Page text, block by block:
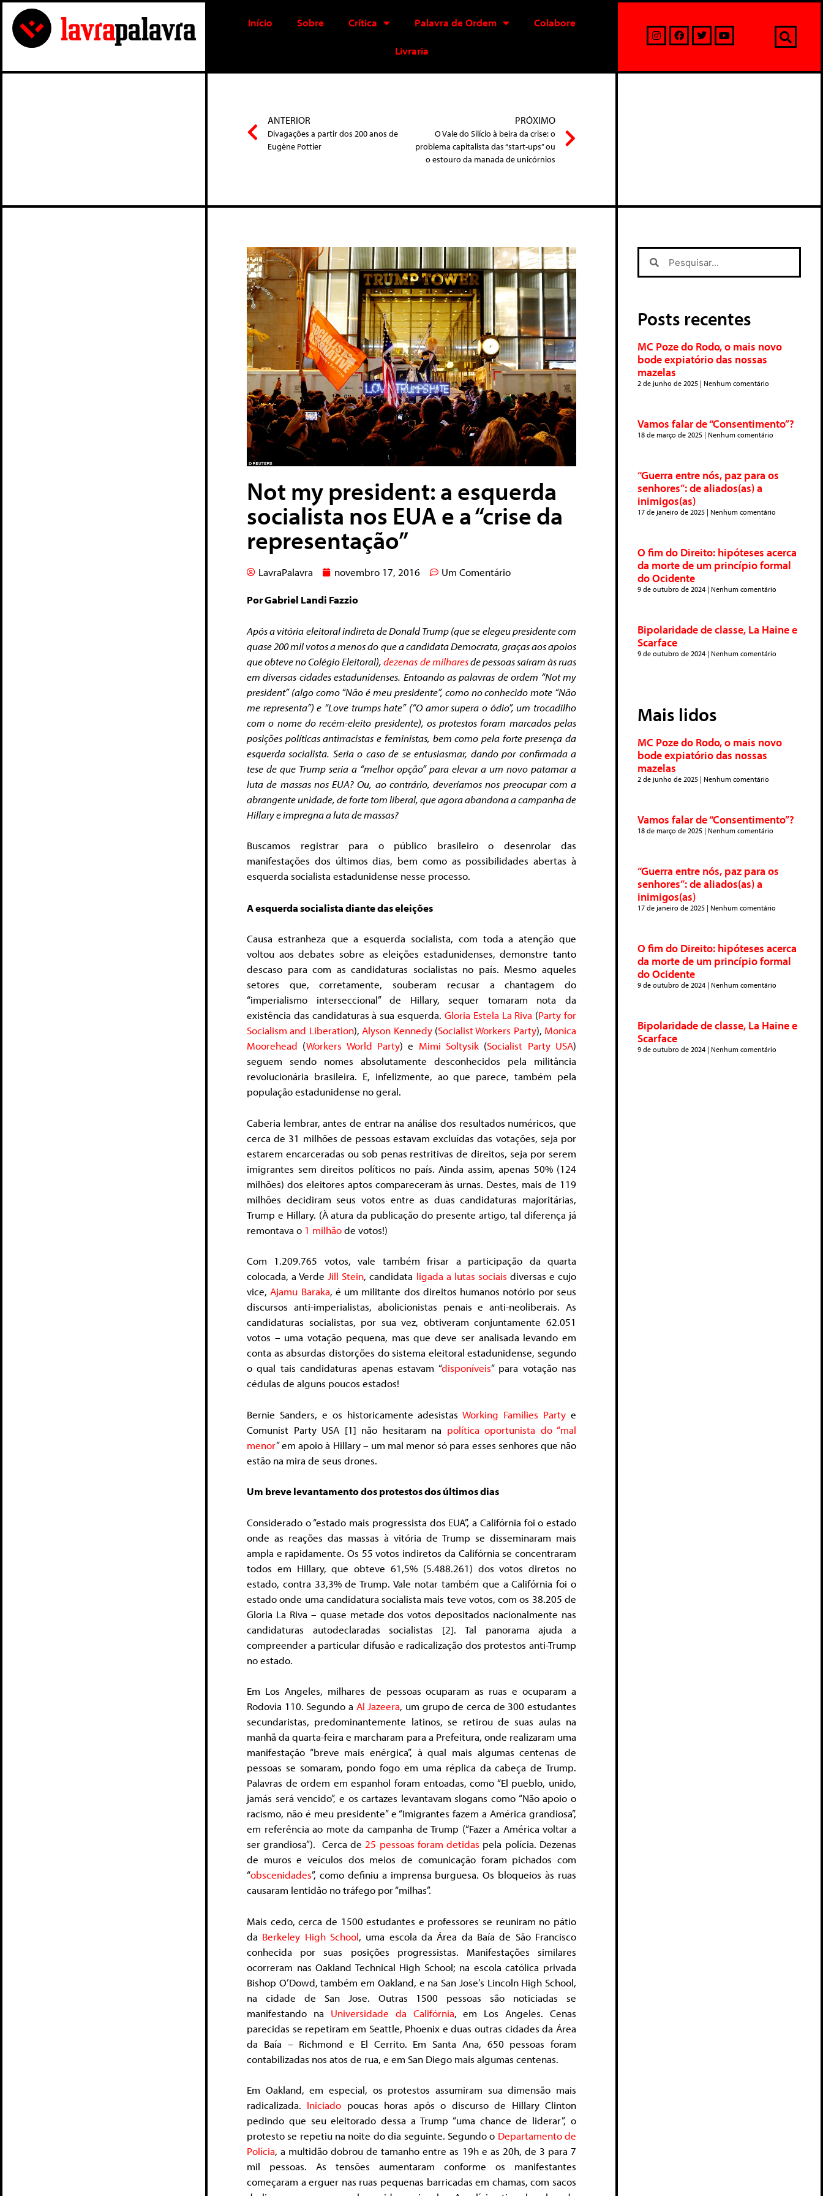
Início Sobre Crítica Palavra de Ordem Colabore
Livraria
ANTERIOR
Divagações a partir dos 200 anos de
Eugène Pottier
PRÓXIMO
O Vale do Silício à beira da crise: o
problema capitalista das “start-ups” ou
o estouro da manada de unicórnios
Not my president: a esquerda
socialista nos EUA e a “crise da
representação”
LavraPalavra novembro 17, 2016 Um Comentário
Por Gabriel Landi Fazzio
Após a vitória eleitoral indireta de Donald Trump (que se elegeu presidente com
quase 200 mil votos a menos do que a candidata Democrata, graças aos apoios
que obteve no Colégio Eleitoral),dezenas de milharesde pessoas saíram às ruas
em diversas cidades estadunidenses. Entoando as palavras de ordem “Not my
president” (algo como “Não é meu presidente”, como no conhecido mote “Não
me representa”) e “Love trumps hate” (“O amor supera o ódio”, um trocadilho
com o nome do recém-eleito presidente), os protestos foram marcados pelas
posições políticas antirracistas e feministas, bem como pela forte presença da
esquerda socialista. Seria o caso de se entusiasmar, dando por confirmada a
tese de que Trump seria a “melhor opção” para elevar a um novo patamar a
luta de massas nos EUA? Ou, ao contrário, deveríamos nos preocupar com a
abrangente unidade, de forte tom liberal, que agora abandona a campanha de
Hillary e impregna a luta de massas?
Buscamos registrar para o público brasileiro o desenrolar das
manifestações dos últimos dias, bem como as possibilidades abertas à
esquerda socialista estadunidense nesse processo.
A esquerda socialista diante das eleições
Causa estranheza que a esquerda socialista, com toda a atenção que
voltou aos debates sobre as eleições estadunidenses, demonstre tanto
descaso para com as candidaturas socialistas no país. Mesmo aqueles
setores que, corretamente, souberam recusar a chantagem do
“imperialismo interseccional” de Hillary, sequer tomaram nota da
existência das candidaturas à sua esquerda. Gloria Estela La Riva (Party for
Socialism and Liberation),Alyson Kennedy(Socialist Workers Party), Monica
Moorehead (Workers World Party) e Mimi Soltysik (Socialist Party USA)
seguem sendo nomes absolutamente desconhecidos pela militância
revolucionária brasileira. E, infelizmente, ao que parece, também pela
população estadunidense no geral.
Caberia lembrar, antes de entrar na análise dos resultados numéricos, que
cerca de 31 milhões de pessoas estavam excluídas das votações, seja por
estarem encarceradas ou sob penas restritivas de direitos, seja por serem
imigrantes sem direitos políticos no país. Ainda assim, apenas 50% (124
milhões) dos eleitores aptos compareceram às urnas. Destes, mais de 119
milhões decidiram seus votos entre as duas candidaturas majoritárias,
Trump e Hillary. (À atura da publicação do presente artigo, tal diferença já
remontava o 1 milhãode votos!)
Com 1.209.765 votos, vale também frisar a participação da quarta
colocada, a VerdeJill Stein, candidata ligada a lutas sociais diversas e cujo
vice,Ajamu Baraka, é um militante dos direitos humanos notório por seus
discursos anti-imperialistas, abolicionistas penais e anti-neoliberais. As
candidaturas socialistas, por sua vez, obtiveram conjuntamente 62.051
votos – uma votação pequena, mas que deve ser analisada levando em
conta as absurdas distorções do sistema eleitoral estadunidense, segundo
o qual tais candidaturas apenas estavam “disponíveis” para votação nas
cédulas de alguns poucos estados!
Bernie Sanders, e os historicamente adesistasWorking Families Party e
Comunist Party USA [1] não hesitaram na política oportunista do “mal
menor” em apoio à Hillary – um mal menor só para esses senhores que não
estão na mira de seus drones.
Um breve levantamento dos protestos dos últimos dias
Considerado o “estado mais progressista dos EUA”, a Califórnia foi o estado
onde as reações das massas à vitória de Trump se disseminaram mais
ampla e rapidamente. Os 55 votos indiretos da Califórnia se concentraram
todos em Hillary, que obteve 61,5% (5.488.261) dos votos diretos no
estado, contra 33,3% de Trump. Vale notar também que a Califórnia foi o
estado onde uma candidatura socialista mais teve votos, com os 38.205 de
Gloria La Riva – quase metade dos votos depositados nacionalmente nas
candidaturas autodeclaradas socialistas [2]. Tal panorama ajuda a
compreender a particular difusão e radicalização dos protestos anti-Trump
no estado.
Em Los Angeles, milhares de pessoas ocuparam as ruas e ocuparam a
Rodovia 110. Segundo a Al Jazeera, um grupo de cerca de 300 estudantes
secundaristas, predominantemente latinos, se retirou de suas aulas na
manhã da quarta-feira e marcharam para a Prefeitura, onde realizaram uma
manifestação “breve mais enérgica”, à qual mais algumas centenas de
pessoas se somaram, pondo fogo em uma réplica da cabeça de Trump.
Palavras de ordem em espanhol foram entoadas, como “El pueblo, unido,
jamás será vencido”, e os cartazes levantavam slogans como “Não apoio o
racismo, não é meu presidente” e “Imigrantes fazem a América grandiosa”,
em referência ao mote da campanha de Trump (“Fazer a América voltar a
ser grandiosa”). Cerca de25 pessoas foram detidas pela polícia. Dezenas
de muros e veículos dos meios de comunicação foram pichados com
“obscenidades”, como definiu a imprensa burguesa. Os bloqueios às ruas
causaram lentidão no tráfego por “milhas”.
Mais cedo, cerca de 1500 estudantes e professores se reuniram no pátio
da Berkeley High School, uma escola da Área da Baía de São Francisco
conhecida por suas posições progressistas. Manifestações similares
ocorreram nas Oakland Technical High School; na escola católica privada
Bishop O’Dowd, também em Oakland, e na San Jose’s Lincoln High School,
na cidade de San Jose. Outras 1500 pessoas são noticiadas se
manifestando na Universidade da Califórnia, em Los Angeles. Cenas
parecidas se repetiram em Seattle, Phoenix e duas outras cidades da Área
da Baía – Richmond e El Cerrito. Em Santa Ana, 650 pessoas foram
contabilizadas nos atos de rua, e em San Diego mais algumas centenas.
Em Oakland, em especial, os protestos assumiram sua dimensão mais
radicalizada. Iniciado poucas horas após o discurso de Hillary Clinton
pedindo que seu eleitorado dessa a Trump “uma chance de liderar”, o
protesto se repetiu na noite do dia seguinte. Segundo o Departamento de
Polícia, a multidão dobrou de tamanho entre as 19h e as 20h, de 3 para 7
mil pessoas. As tensões aumentaram conforme os manifestantes
começaram a erguer nas ruas pequenas barricadas em chamas, com sacos
Posts recentes
MC Poze do Rodo, o mais novo
bode expiatório das nossas
mazelas
2 de junho de 2025 Nenhum comentário
Vamos falar de “Consentimento”?
18 de março de 2025 Nenhum comentário
“Guerra entre nós, paz para os
senhores”: de aliados(as) a
inimigos(as)
17 de janeiro de 2025 Nenhum comentário
O fim do Direito: hipóteses acerca
da morte de um princípio formal
do Ocidente
9 de outubro de 2024 Nenhum comentário
Bipolaridade de classe, La Haine e
Scarface
9 de outubro de 2024 Nenhum comentário
Mais lidos
MC Poze do Rodo, o mais novo
bode expiatório das nossas
mazelas
2 de junho de 2025 Nenhum comentário
Vamos falar de “Consentimento”?
18 de março de 2025 Nenhum comentário
“Guerra entre nós, paz para os
senhores”: de aliados(as) a
inimigos(as)
17 de janeiro de 2025 Nenhum comentário
O fim do Direito: hipóteses acerca
da morte de um princípio formal
do Ocidente
9 de outubro de 2024 Nenhum comentário
Bipolaridade de classe, La Haine e
Scarface
9 de outubro de 2024 Nenhum comentário